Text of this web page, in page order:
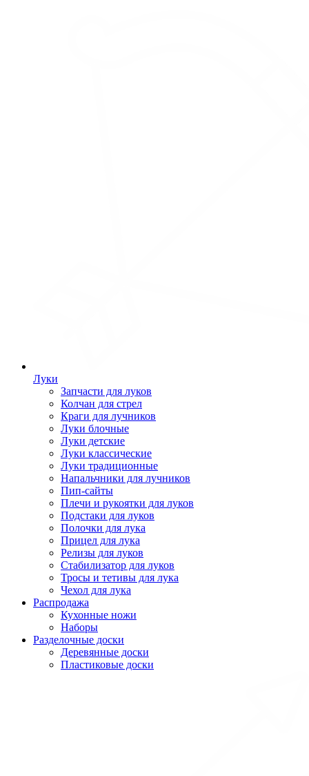
Луки
Запчасти для луков
Колчан для стрел
Краги для лучников
Луки блочные
Луки детские
Луки классические
Луки традиционные
Напальчники для лучников
Пип-сайты
Плечи и рукоятки для луков
Подстаки для луков
Полочки для лука
Прицел для лука
Релизы для луков
Стабилизатор для луков
Тросы и тетивы для лука
Чехол для лука
Распродажа
Кухонные ножи
Наборы
Разделочные доски
Деревянные доски
Пластиковые доски